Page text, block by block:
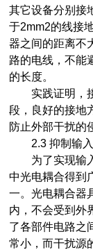
其它设备分别接
于2mm2的线接
器之间的距离不
路的电线，不能
的长度。
实践证明，接
段，良好的接地
防止外部干扰的
2.3 抑制输入
为了实现输入
中光电耦合得到
一。光电耦合器
内，不会受到外
了各部件电路之
常小，而干扰源